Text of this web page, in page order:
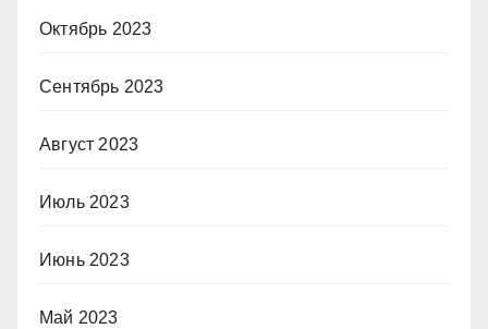
Октябрь 2023
Сентябрь 2023
Август 2023
Июль 2023
Июнь 2023
Май 2023